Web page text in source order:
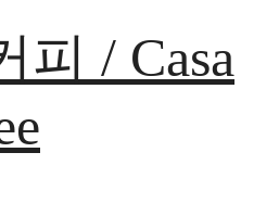
피 / Casa